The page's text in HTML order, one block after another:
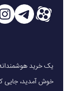
خوش آمدید، جایی